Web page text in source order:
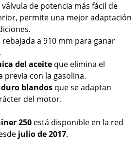
válvula de potencia más fácil de
permite una mejor adaptación
rebajada a 910 mm para ganar
del aceite que elimina el
previa con la gasolina.
blandos que se adaptan
del motor.
250 está disponible en la red
julio de 2017.